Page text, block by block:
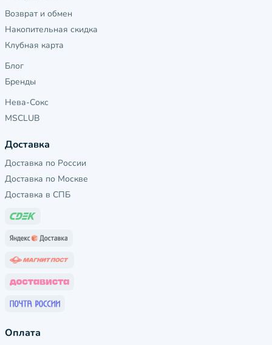
Возврат и обмен
Накопительная скидка
Клубная карта
Блог
Бренды
Нева-Сокс
MSCLUB
Доставка
Доставка по России
Доставка по Москве
Доставка в СПБ
Оплата